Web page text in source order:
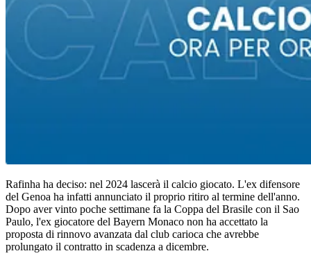
Rafinha ha deciso: nel 2024 lascerà il calcio giocato. L'ex difensore
del Genoa ha infatti annunciato il proprio ritiro al termine dell'anno.
Dopo aver vinto poche settimane fa la Coppa del Brasile con il Sao
Paulo, l'ex giocatore del Bayern Monaco non ha accettato la
proposta di rinnovo avanzata dal club carioca che avrebbe
prolungato il contratto in scadenza a dicembre.